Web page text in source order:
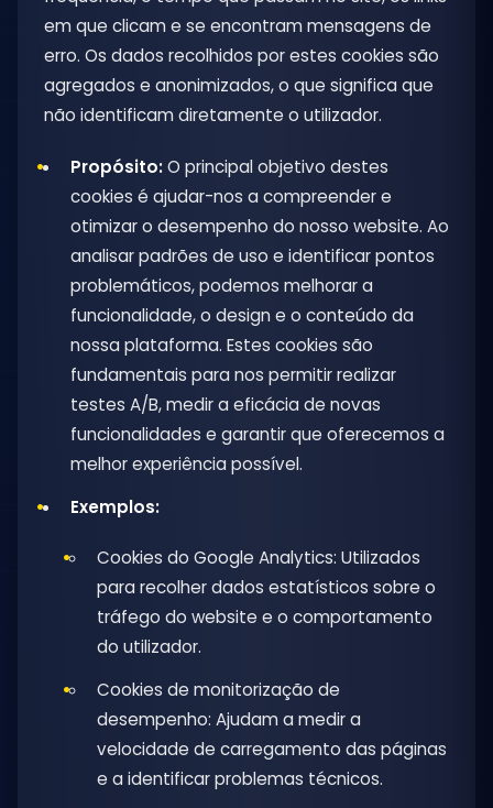
em que clicam e se encontram mensagens de
erro. Os dados recolhidos por estes cookies são
agregados e anonimizados, o que significa que
não identificam diretamente o utilizador.
Propósito:O principal objetivo destes
cookies é ajudar-nos a compreender e
otimizar o desempenho do nosso website. Ao
analisar padrões de uso e identificar pontos
problemáticos, podemos melhorar a
funcionalidade, o design e o conteúdo da
nossa plataforma. Estes cookies são
fundamentais para nos permitir realizar
testes A/B, medir a eficácia de novas
funcionalidades e garantir que oferecemos a
melhor experiência possível.
Exemplos:
Cookies do Google Analytics: Utilizados
para recolher dados estatísticos sobre o
tráfego do website e o comportamento
do utilizador.
Cookies de monitorização de
desempenho: Ajudam a medir a
velocidade de carregamento das páginas
e a identificar problemas técnicos.